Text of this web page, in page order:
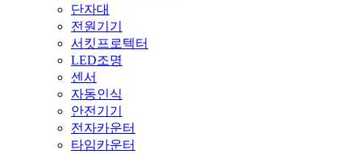
단자대
전원기기
서킷프로텍터
LED조명
센서
자동인식
안전기기
전자카운터
타임카운터